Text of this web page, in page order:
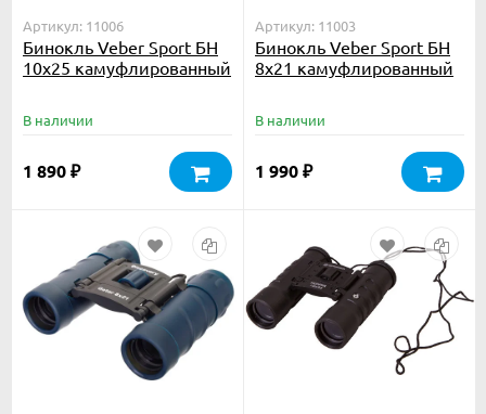
Артикул: 11006
Бинокль Veber Sport БН
10x25 камуфлированный
В наличии
1 890 ₽
Артикул: 11003
Бинокль Veber Sport БН
8x21 камуфлированный
В наличии
1 990 ₽